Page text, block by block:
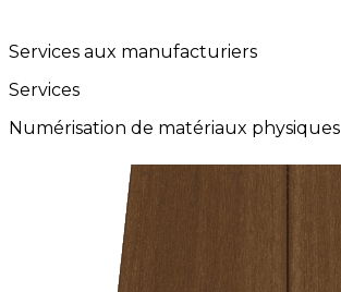
Services aux manufacturiers
Services
Numérisation de matériaux physiques